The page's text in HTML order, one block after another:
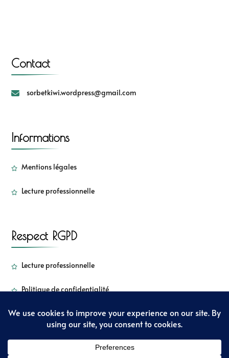
Contact
sorbetkiwi.wordpress@gmail.com
Informations
Mentions légales
Lecture professionnelle
Respect RGPD
Lecture professionnelle
Politique de confidentialité